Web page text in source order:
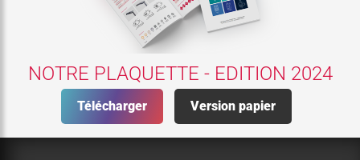
NOTRE PLAQUETTE - EDITION 2024
Télécharger Version papier